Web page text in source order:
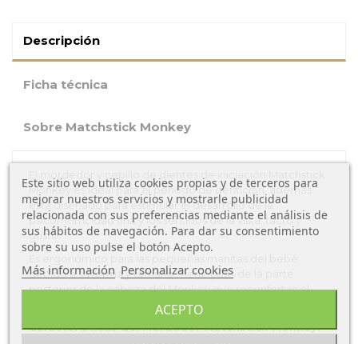
Descripción
Ficha técnica
Sobre Matchstick Monkey
Monkey es ideal para el periodo de dentición, ademas
esta diseñado para estimular el desarrollo de la
psicomotricidad fina y los sentidos de la vista, tacto y
gusto.
Es ergonómico para las pequeñas manitas del bebé
debido a su forma y tamaño. Tiene púas de la parte
posterior de la cabeza del Monkey que reconfortan al
Características del Mordedor Matchstick Monkey:
Este sitio web utiliza cookies propias y de terceros para
mejorar nuestros servicios y mostrarle publicidad
relacionada con sus preferencias mediante el análisis de
sus hábitos de navegación. Para dar su consentimiento
sobre su uso pulse el botón Acepto.
Más información Personalizar cookies
ACEPTO